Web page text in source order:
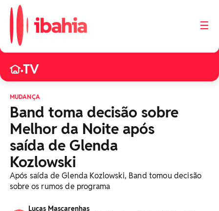
☰
•TV
MUDANÇA
Band toma decisão sobre
Melhor da Noite após
saída de Glenda
Kozlowski
Após saída de Glenda Kozlowski, Band tomou decisão
sobre os rumos de programa
Lucas Mascarenhas